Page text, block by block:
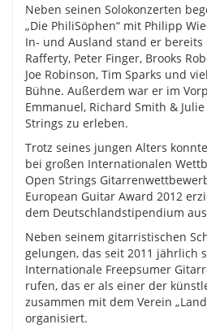
Neben seinen Solokonzerten
„Die PhiliSöphen“ mit Philipp
In- und Ausland stand er
Rafferty, Peter Finger, Brooks
Joe Robinson, Tim Sparks und
Bühne. Außerdem war er im
Emmanuel, Richard Smith &
Strings zu erleben.
Trotz seines jungen Alters
bei großen Internationalen
Open Strings
European Guitar Award 2012
dem Deutschlandstipendium
Neben seinem gitarristischen
gelungen, das seit 2011 jährlich
Internationale Freepsumer
rufen, das er als einer der
zusammen mit dem Verein
organisiert.